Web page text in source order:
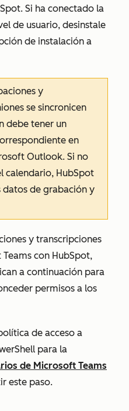
Si ha conectado la
de usuario, desinstale
de instalación a
y
se sincronicen
debe tener un
en
Outlook. Si no
calendario, HubSpot
datos de grabación y
y transcripciones
con HubSpot,
a continuación para
permisos a los
de acceso a
para la
de Microsoft Teams
este paso.